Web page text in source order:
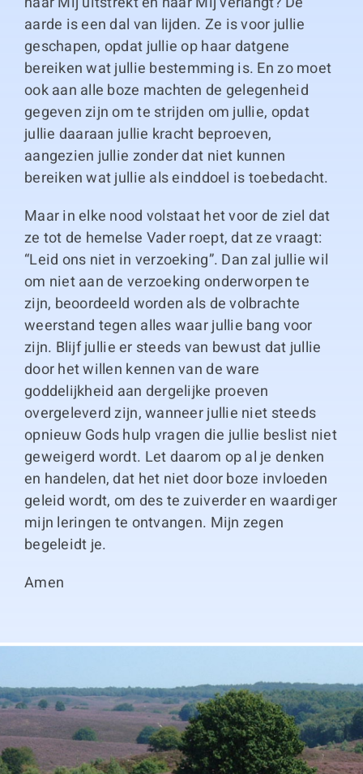
aarde is een dal van lijden. Ze is voor jullie
geschapen, opdat jullie op haar datgene
bereiken wat jullie bestemming is. En zo moet
ook aan alle boze machten de gelegenheid
gegeven zijn om te strijden om jullie, opdat
jullie daaraan jullie kracht beproeven,
aangezien jullie zonder dat niet kunnen
bereiken wat jullie als einddoel is toebedacht.
Maar in elke nood volstaat het voor de ziel dat
ze tot de hemelse Vader roept, dat ze vraagt:
“Leid ons niet in verzoeking”. Dan zal jullie wil
om niet aan de verzoeking onderworpen te
zijn, beoordeeld worden als de volbrachte
weerstand tegen alles waar jullie bang voor
zijn. Blijf jullie er steeds van bewust dat jullie
door het willen kennen van de ware
goddelijkheid aan dergelijke proeven
overgeleverd zijn, wanneer jullie niet steeds
opnieuw Gods hulp vragen die jullie beslist niet
geweigerd wordt. Let daarom op al je denken
en handelen, dat het niet door boze invloeden
geleid wordt, om des te zuiverder en waardiger
mijn leringen te ontvangen. Mijn zegen
begeleidt je.
Amen